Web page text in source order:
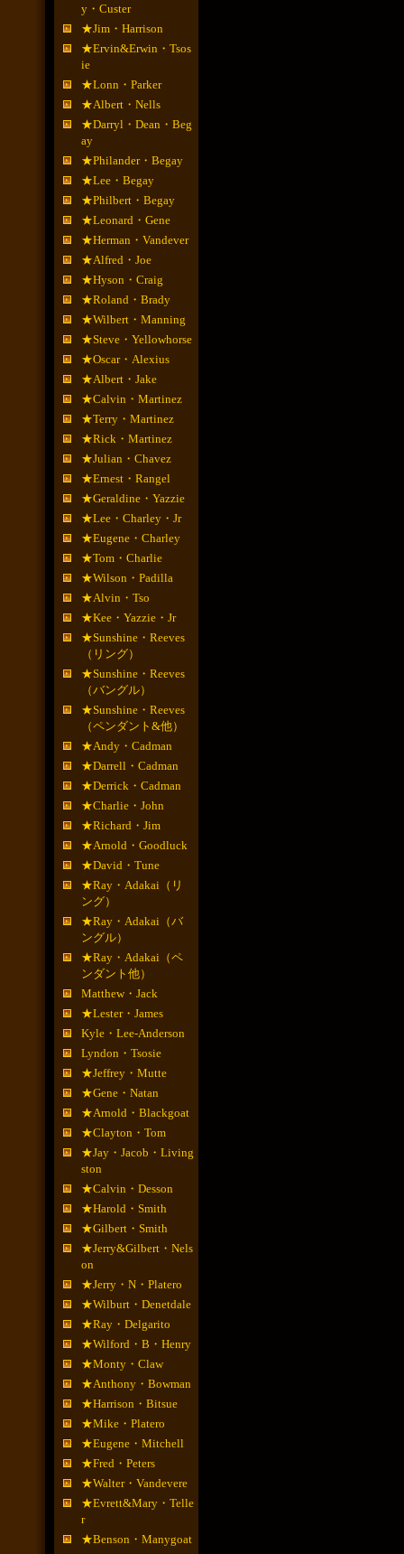
y・Custer
★Jim・Harrison
★Ervin&Erwin・Tsos
ie
★Lonn・Parker
★Albert・Nells
★Darryl・Dean・Beg
ay
★Philander・Begay
★Lee・Begay
★Philbert・Begay
★Leonard・Gene
★Herman・Vandever
★Alfred・Joe
★Hyson・Craig
★Roland・Brady
★Wilbert・Manning
★Steve・Yellowhorse
★Oscar・Alexius
★Albert・Jake
★Calvin・Martinez
★Terry・Martinez
★Rick・Martinez
★Julian・Chavez
★Ernest・Rangel
★Geraldine・Yazzie
★Lee・Charley・Jr
★Eugene・Charley
★Tom・Charlie
★Wilson・Padilla
★Alvin・Tso
★Kee・Yazzie・Jr
★Sunshine・Reeves
（リング）
★Sunshine・Reeves
（バングル）
★Sunshine・Reeves
（ペンダント&他）
★Andy・Cadman
★Darrell・Cadman
★Derrick・Cadman
★Charlie・John
★Richard・Jim
★Arnold・Goodluck
★David・Tune
★Ray・Adakai（リ
ング）
★Ray・Adakai（バ
ングル）
★Ray・Adakai（ペ
ンダント他）
Matthew・Jack
★Lester・James
Kyle・Lee-Anderson
Lyndon・Tsosie
★Jeffrey・Mutte
★Gene・Natan
★Arnold・Blackgoat
★Clayton・Tom
★Jay・Jacob・Living
ston
★Calvin・Desson
★Harold・Smith
★Gilbert・Smith
★Jerry&Gilbert・Nels
on
★Jerry・N・Platero
★Wilburt・Denetdale
★Ray・Delgarito
★Wilford・B・Henry
★Monty・Claw
★Anthony・Bowman
★Harrison・Bitsue
★Mike・Platero
★Eugene・Mitchell
★Fred・Peters
★Walter・Vandevere
★Evrett&Mary・Telle
r
★Benson・Manygoat